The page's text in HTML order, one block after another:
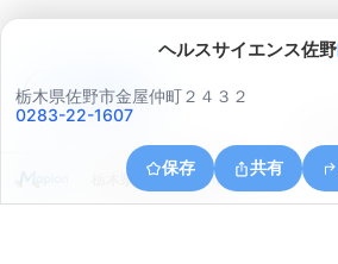
ヘルスサイエンス佐野
栃木県佐野市金屋仲町２４３２
0283-22-1607
保存 共有
栃木県佐野市船津川町
アプリで見る